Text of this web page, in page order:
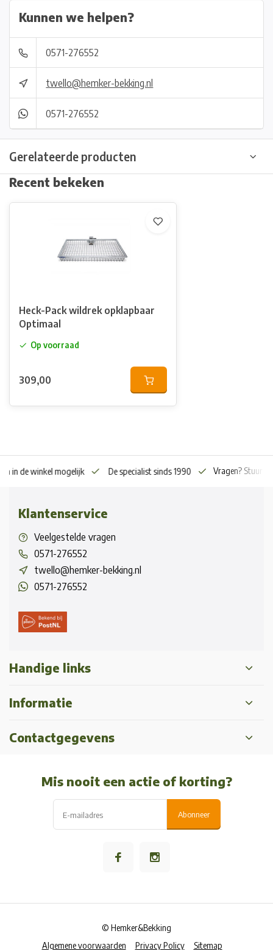
Kunnen we helpen?
0571-276552
twello@hemker-bekking.nl
0571-276552
Gerelateerde producten
Recent bekeken
Heck-Pack wildrek opklapbaar
Optimaal
Op voorraad
309,00
in de winkel mogelijk De specialist sinds 1990 Vragen? Stuur
Klantenservice
Veelgestelde vragen
0571-276552
twello@hemker-bekking.nl
0571-276552
Handige links
Informatie
Contactgegevens
Mis nooit een actie of korting?
Abonneer
Algemene voorwaarden Privacy Policy Sitemap
© Hemker&Bekking